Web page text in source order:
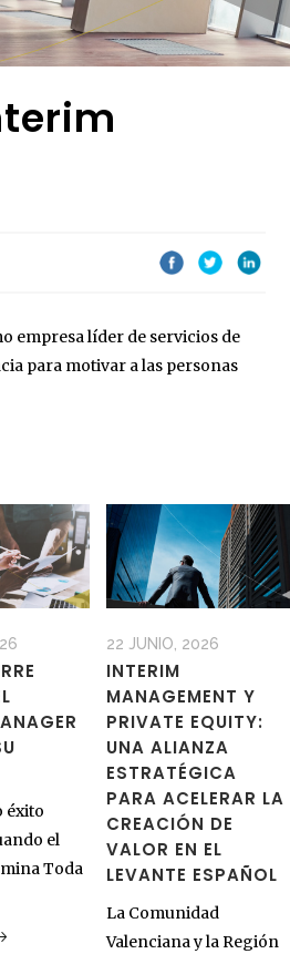
empresa líder de servicios de
para motivar a las personas
éxito
el
Toda
22 JUNIO, 2026
INTERIM
MANAGEMENT Y
PRIVATE EQUITY:
UNA ALIANZA
ESTRATÉGICA
PARA ACELERAR LA
CREACIÓN DE
VALOR EN EL
LEVANTE ESPAÑOL
La Comunidad
Valenciana y la Región